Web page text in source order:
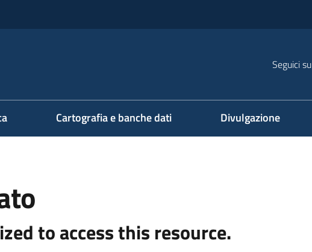
Seguici su
Cartografia e banche dati Divulgazione
to access this resource.